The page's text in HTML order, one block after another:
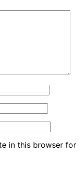
in this browser for